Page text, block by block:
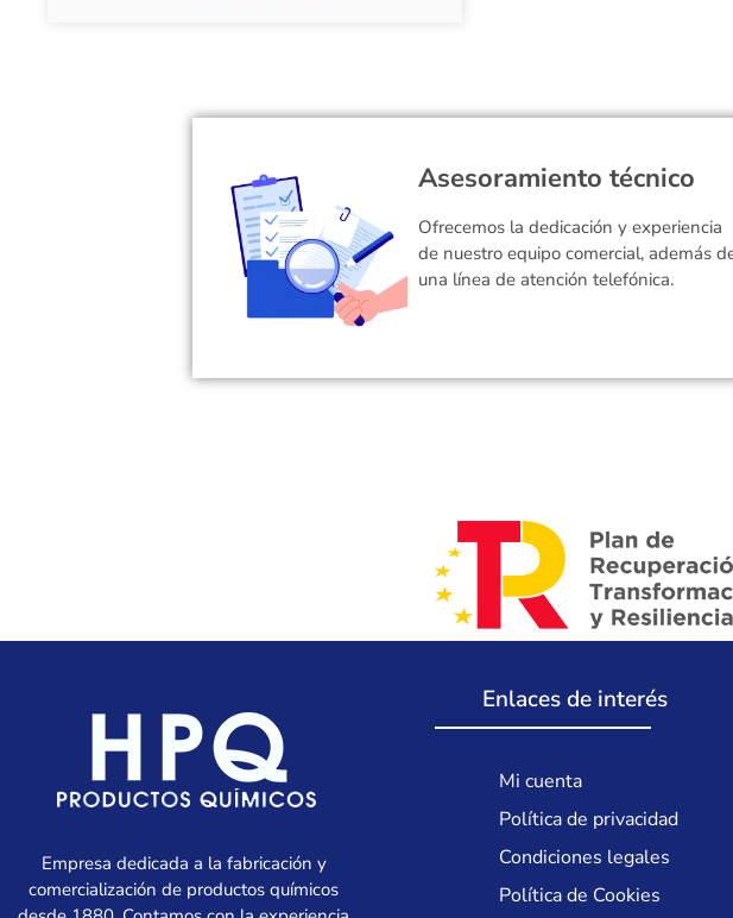
Asesoramiento técnico
Ofrecemos la dedicación y experiencia
de nuestro equipo comercial, además
una línea de atención telefónica.
Empresa dedicada a la fabricación y
comercialización de productos químicos
Enlaces de interés
Mi cuenta
Política de privacidad
Condiciones legales
Política de Cookies